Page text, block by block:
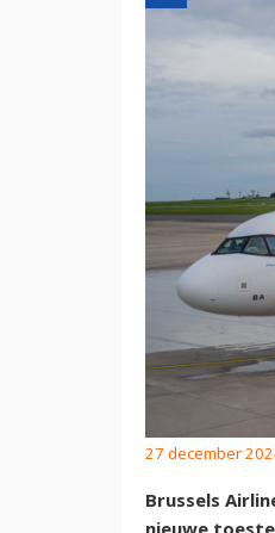
27 december
Brussels
nieuwe